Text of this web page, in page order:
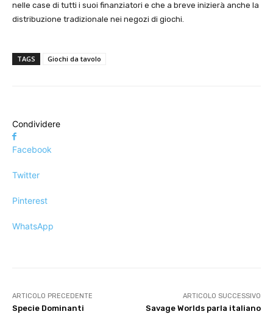
nelle case di tutti i suoi finanziatori e che a breve inizierà anche la
distribuzione tradizionale nei negozi di giochi.
TAGS Giochi da tavolo
Condividere
Facebook
Twitter
Pinterest
WhatsApp
ARTICOLO PRECEDENTE
Specie Dominanti
ARTICOLO SUCCESSIVO
Savage Worlds parla italiano